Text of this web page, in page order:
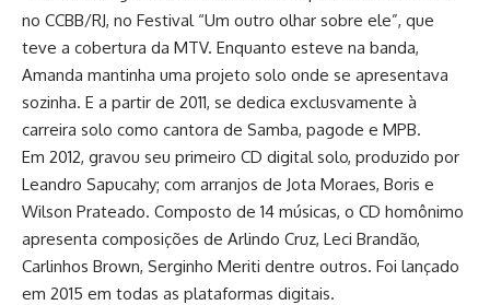
no CCBB/RJ, no Festival “Um outro olhar sobre ele”, que
teve a cobertura da MTV. Enquanto esteve na banda,
Amanda mantinha uma projeto solo onde se apresentava
sozinha. E a partir de 2011, se dedica exclusvamente à
carreira solo como cantora de Samba, pagode e MPB.
Em 2012, gravou seu primeiro CD digital solo, produzido por
Leandro Sapucahy; com arranjos de Jota Moraes, Boris e
Wilson Prateado. Composto de 14 músicas, o CD homônimo
apresenta composições de Arlindo Cruz, Leci Brandão,
Carlinhos Brown, Serginho Meriti dentre outros. Foi lançado
em 2015 em todas as plataformas digitais.